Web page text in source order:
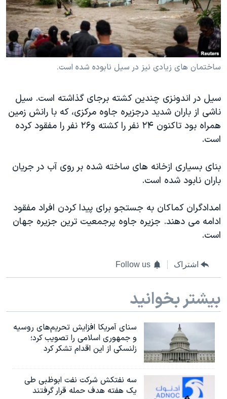
فرهنگ و زندگی
حقوق شهروندی
اقتصادی
علم و فناوری
گالری عکس
آرشیو پخش زنده
مستندها
انتخابات ریاست جمهوری آمریکا ۲۰۲۴
حمله جمهوری اسلامی به اسرائیل
رمز مهسا
اعتراضات زن، زندگی، آزادی
مجموعه مستندهای دادخواهی
تریبونال مردمی آبان ۹۸
چهل سال گروگان‌گیری
اعتراضات مردمی آبان ۹۸
اسرائیل در جنگ
همایش محافظه‌کاران آمریکا «سی‌پک»
سفر پرزیدنت ترامپ به چین
دنبال کنید
ساختمان های زیادی نیز در سیل نابوده شده است.
سیل در اندونزی چندین کشته برجای گذاشته است. سیل
ناشی از باران شدید درجزیره جاوه مرکزی، که با رانش زمین
همراه بود تاکنون ۲۴ نفر را کشته و۲۶ نفر را مفقود کرده
است.
بنای بسیاری ازخانه های ساخته شده بر روی آب در جریان
باران نابود شده است.
امدادگران کماکان به جستجو برای پیدا کردن افراد مفقود
ادامه می دهند. جزیره جاوه پرجمعیت ترین جزیره جهان
است.
اشتراک Follow us
بیشتر بخوانید
سنای آمریکا افزایش تحریم‌های روسیه
و جمهوری اسلامی را تصویب کرد؛
زلنسکی از این اقدام تشکر کرد
سه نفتکش شرکت نفت ابوظبی طی
یک هفته هدف حمله قرار گرفتند